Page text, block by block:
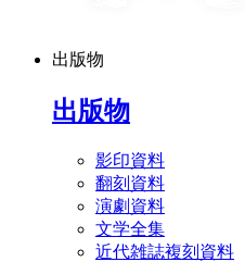
出版物
出版物
影印資料
翻刻資料
演劇資料
文学全集
近代雑誌複刻資料